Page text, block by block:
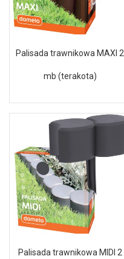
Palisada trawnikowa MAXI 2
mb (terakota)
Palisada trawnikowa MIDI 2